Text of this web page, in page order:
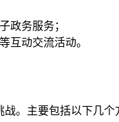
政务服务；
互动交流活动。
。主要包括以下几个